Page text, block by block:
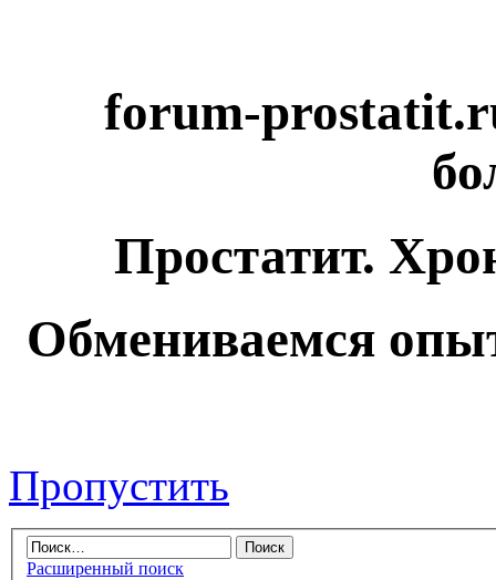
forum-
Простатит.
Обмениваемся
Пропустить
Расширенный поиск